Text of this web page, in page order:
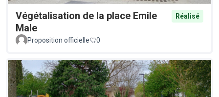
Végétalisation de la place Emile
Male
Réalisé
Proposition officielle 0